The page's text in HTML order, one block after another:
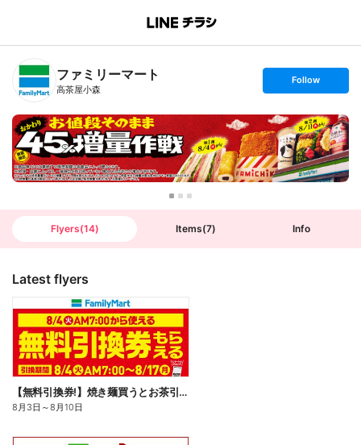
B
n
T
ファミリーマート
高茶屋小森
s
t
o
l
l
o
w
Follow
Flyers(14) Items(7) Info
Latest flyers
【無料引換券!】焼き麺買うとお茶引換券貰える!
8月3日 ～8月10日